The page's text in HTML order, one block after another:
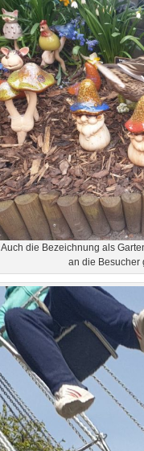
Auch die Bezeichnung als
an die Besucher